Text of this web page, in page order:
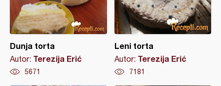
Dunja torta
Autor: Terezija Erić
5671
Leni torta
Autor: Terezija Erić
7181